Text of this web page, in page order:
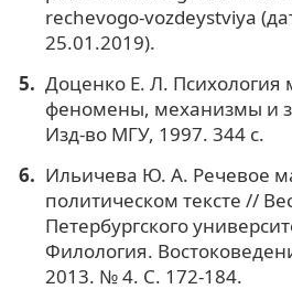
rechevogo-vozdeystviya
25.01.2019).
Доценко Е. Л.
феномены, механизмы и
Изд-во МГУ, 1997. 344 с.
Ильичева Ю. А. Речевое
политическом тексте //
Петербургского
Филология.
2013. № 4. С. 172-184.